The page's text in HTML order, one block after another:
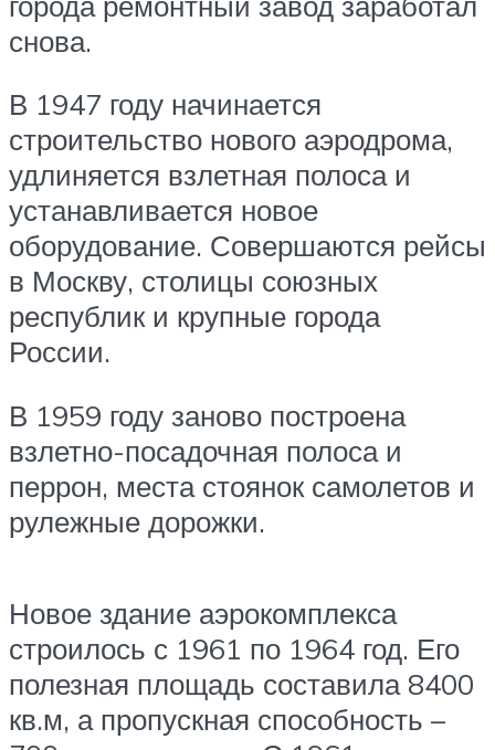
снова.
В 1947 году начинается
строительство нового аэродрома,
удлиняется взлетная полоса и
устанавливается новое
оборудование. Совершаются рейсы
в Москву, столицы союзных
республик и крупные города
России.
В 1959 году заново построена
взлетно-посадочная полоса и
перрон, места стоянок самолетов и
рулежные дорожки.
Новое здание аэрокомплекса
строилось с 1961 по 1964 год. Его
полезная площадь составила 8400
кв.м, а пропускная способность –